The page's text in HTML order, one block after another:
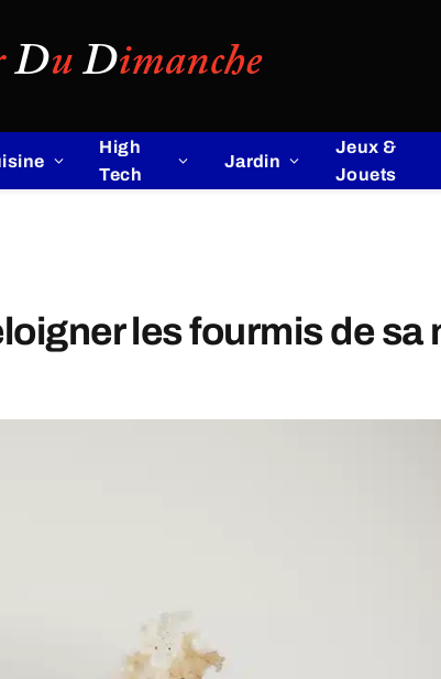
High
Tech
Jardin
Jeux &
Jouets
les fourmis de sa